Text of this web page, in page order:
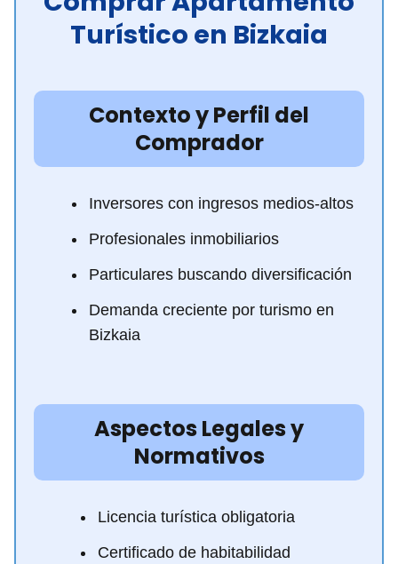
Turístico en Bizkaia
Contexto y Perfil del
Comprador
Inversores con ingresos medios-altos
Profesionales inmobiliarios
Particulares buscando diversificación
Demanda creciente por turismo en
Bizkaia
Aspectos Legales y
Normativos
Licencia turística obligatoria
Certificado de habitabilidad